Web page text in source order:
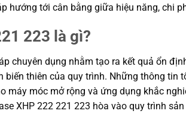
tới cân bằng giữa hiệu năng, chi
223 là gì?
chuyên dụng nhằm tạo ra kết quả ổn
thiên của quy trình. Những thông tin
máy móc mở rộng và ứng dụng khắc
XHP 222 221 223 hòa vào quy trình